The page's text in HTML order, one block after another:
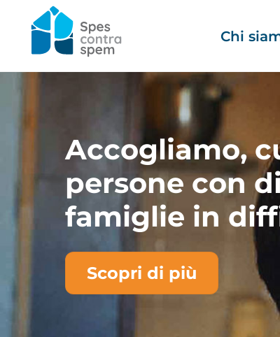
Chi
Accogliamo,
persone con
famiglie in
Scopri di più